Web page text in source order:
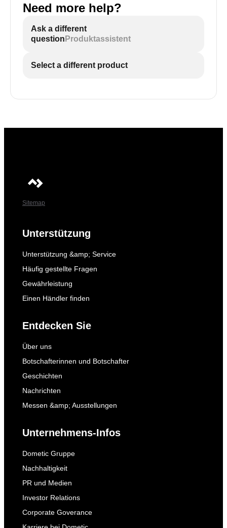
Need more help?
Ask a different
question Produktassistent
Select a different product
Sitemap
Unterstützung
Unterstützung &amp; Service
Häufig gestellte Fragen
Gewährleistung
Einen Händler finden
Entdecken Sie
Über uns
Botschafterinnen und Botschafter
Geschichten
Nachrichten
Messen &amp; Ausstellungen
Unternehmens-Infos
Dometic Gruppe
Nachhaltigkeit
PR und Medien
Investor Relations
Corporate Goverance